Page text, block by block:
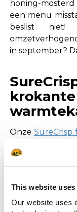
This website
Our website uses
honing-
een menu
beslist
in september?
krokante
Onze SureCrisp
deze frites
wel 20 minuten
SureCrisp
minuten warm